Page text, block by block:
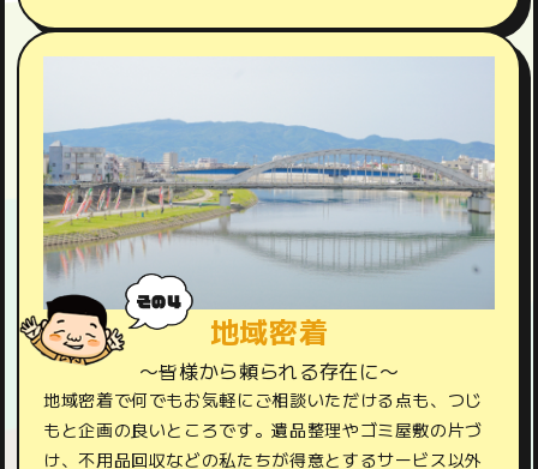
地域密着
〜皆様から頼られる存在に〜
地域密着で何でもお気軽にご相談いただける点も、つじ
もと企画の良いところです。遺品整理やゴミ屋敷の片づ
け、不用品回収などの私たちが得意とするサービス以外